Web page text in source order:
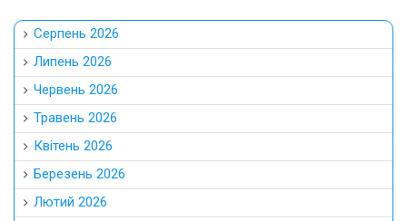
Серпень 2026
Липень 2026
Червень 2026
Травень 2026
Квітень 2026
Березень 2026
Лютий 2026